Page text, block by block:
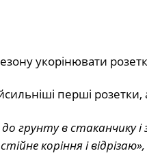
укорінювати
перші
грунту в стаканчику
коріння і відрізаю»,